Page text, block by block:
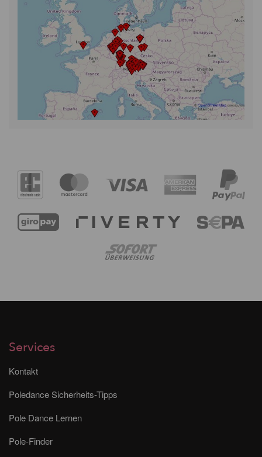
Services
Kontakt
Poledance Sicherheits-Tipps
Pole Dance Lernen
Pole-Finder